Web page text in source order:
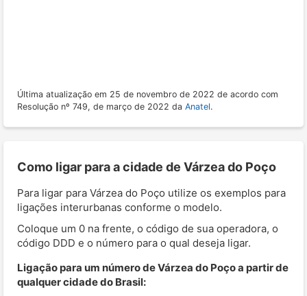
Última atualização em 25 de novembro de 2022 de acordo com
Resolução nº 749, de março de 2022 da Anatel.
Como ligar para a cidade de Várzea do Poço
Para ligar para Várzea do Poço utilize os exemplos para
ligações interurbanas conforme o modelo.
Coloque um 0 na frente, o código de sua operadora, o
código DDD e o número para o qual deseja ligar.
Ligação para um número de Várzea do Poço a partir de
qualquer cidade do Brasil: